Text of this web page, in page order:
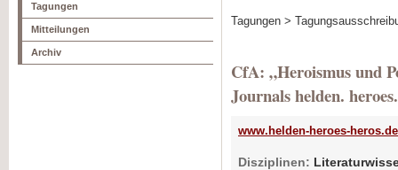
Tagungen
Mitteilungen
Archiv
Tagungen >
CfA: „Heroismus und
Journals helden.
www.helden-heroes-heros.de
Disziplinen: